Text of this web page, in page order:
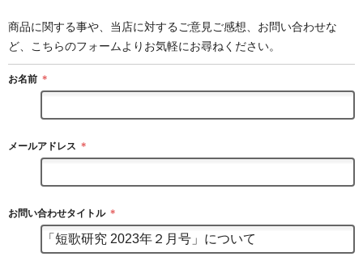
商品に関する事や、当店に対するご意見ご感想、お問い合わせな
ど、こちらのフォームよりお気軽にお尋ねください。
お名前 ＊
メールアドレス ＊
お問い合わせタイトル ＊